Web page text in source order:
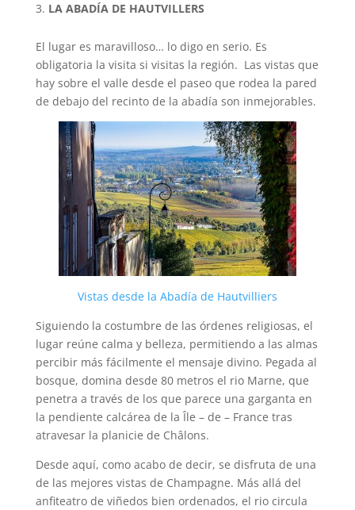
LA ABADÍA DE HAUTVILLERS
El lugar es maravilloso… lo digo en serio. Es
obligatoria la visita si visitas la región. Las vistas que
hay sobre el valle desde el paseo que rodea la pared
de debajo del recinto de la abadía son inmejorables.
Vistas desde la Abadía de Hautvilliers
Siguiendo la costumbre de las órdenes religiosas, el
lugar reúne calma y belleza, permitiendo a las almas
percibir más fácilmente el mensaje divino. Pegada al
bosque, domina desde 80 metros el rio Marne, que
penetra a través de los que parece una garganta en
la pendiente calcárea de la Île – de – France tras
atravesar la planicie de Châlons.
Desde aquí, como acabo de decir, se disfruta de una
de las mejores vistas de Champagne. Más allá del
anfiteatro de viñedos bien ordenados, el rio circula